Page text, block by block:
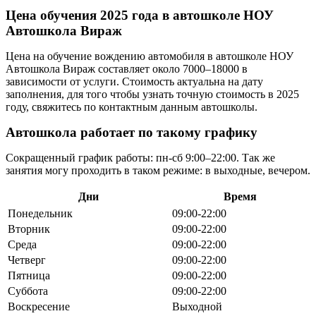
Цена обучения 2025 года в автошколе НОУ
Автошкола Вираж
Цена на обучение вождению автомобиля в автошколе НОУ
Автошкола Вираж составляет около 7000–18000 в
зависимости от услуги. Стоимость актуальна на дату
заполнения, для того чтобы узнать точную стоимость в 2025
году, свяжитесь по контактным данным автошколы.
Автошкола работает по такому графику
Сокращенный график работы: пн-сб 9:00–22:00. Так же
занятия могу проходить в таком режиме: в выходные, вечером.
Дни
Время
Понедельник
09:00-22:00
Вторник
09:00-22:00
Среда
09:00-22:00
Четверг
09:00-22:00
Пятница
09:00-22:00
Суббота
09:00-22:00
Воскресение
Выходной